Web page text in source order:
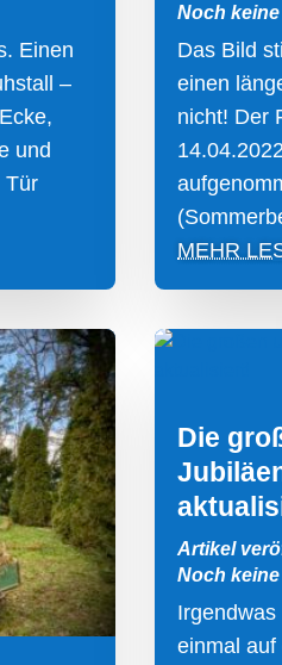
Einen
–
und
Tür
Noch
Das Bild
einen
nicht! Der
MEHR
Die
Artikel
Noch
einmal